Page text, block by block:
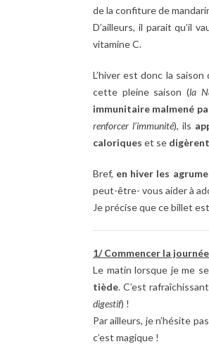
de la confiture de
D’ailleurs, il parait qu’il
vitamine C.
L’hiver est donc la
cette pleine saison (la
immunitaire malmené
renforcer l’immunité), ils
caloriques et se
Bref, en hiver les
peut-être- vous aider à
Je précise que ce billet
1/ Commencer la
Le matin lorsque je me
tiède. C’est
digestif) !
Par ailleurs, je n’hésite
c’est magique !